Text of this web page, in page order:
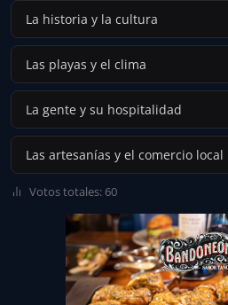
La historia y la cultura
Las playas y el clima
La gente y su hospitalidad
Las artesanías y el comercio local
Votos totales: 60